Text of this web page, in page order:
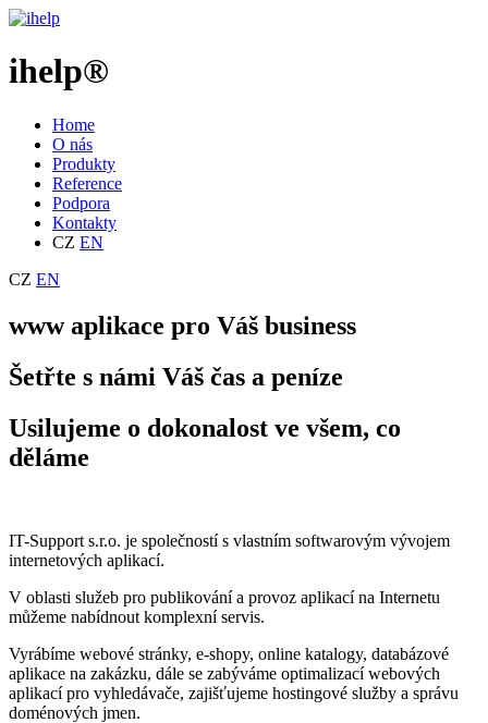
ihelp®
Home
O nás
Produkty
Reference
Podpora
Kontakty
CZ EN
CZ EN
www aplikace pro Váš business
Šetřte s námi Váš čas a peníze
Usilujeme o dokonalost ve všem, co
děláme
IT-Support s.r.o. je společností s vlastním softwarovým vývojem
internetových aplikací.
V oblasti služeb pro publikování a provoz aplikací na Internetu
můžeme nabídnout komplexní servis.
Vyrábíme webové stránky, e-shopy, online katalogy, databázové
aplikace na zakázku, dále se zabýváme optimalizací webových
aplikací pro vyhledávače, zajišťujeme hostingové služby a správu
doménových jmen.